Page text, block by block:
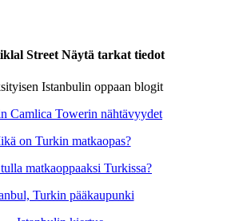
Street Näytä tarkat tiedot
Istanbulin oppaan blogit
Camlica Towerin nähtävyydet
on Turkin matkaopas?
matkaoppaaksi Turkissa?
Turkin pääkaupunki